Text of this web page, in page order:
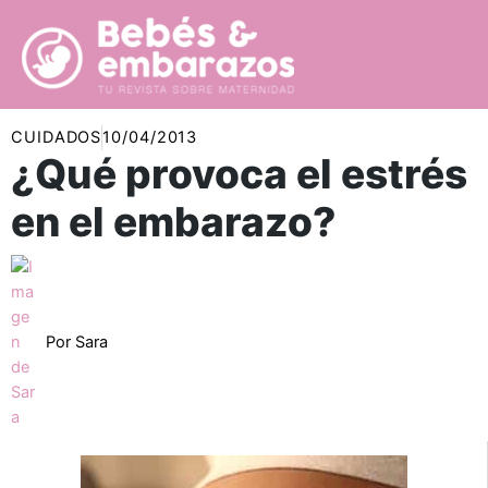
contenido
CUIDADOS10/04/2013
¿Qué provoca el estrés
en el embarazo?
Por Sara